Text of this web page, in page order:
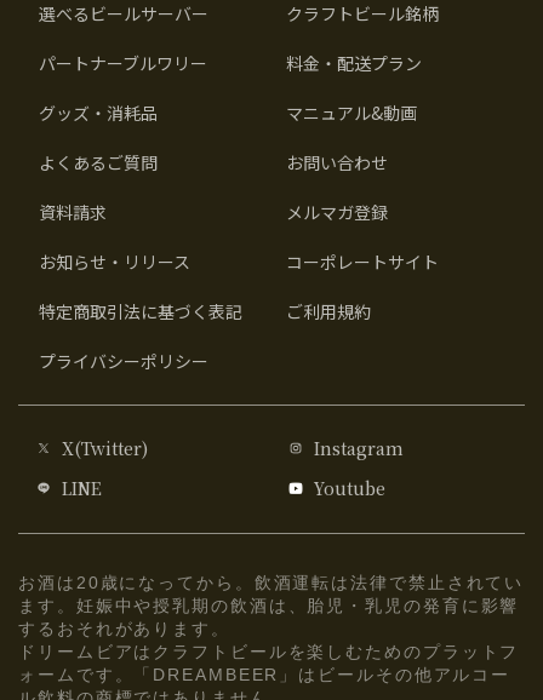
選べるビールサーバー クラフトビール銘柄
パートナーブルワリー 料金・配送プラン
グッズ・消耗品 マニュアル&動画
よくあるご質問 お問い合わせ
資料請求 メルマガ登録
お知らせ・リリース コーポレートサイト
特定商取引法に基づく表記 ご利用規約
プライバシーポリシー
X(Twitter)
Instagram
LINE
Youtube
お酒は20歳になってから。飲酒運転は法律で禁止されてい
ます。妊娠中や授乳期の飲酒は、胎児・乳児の発育に影響
するおそれがあります。
ドリームビアはクラフトビールを楽しむためのプラットフ
ォームです。「DREAMBEER」はビールその他アルコー